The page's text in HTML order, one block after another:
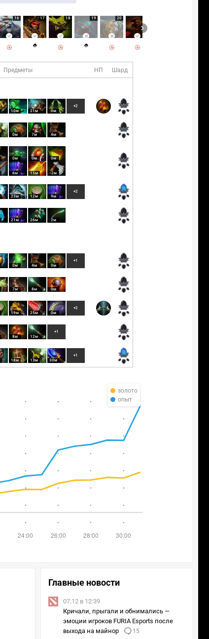
16 17 18 19 20
Предметы НП Шард
10м 21м 0м
+2
0м 7м 4м
0м 0м 0м
6м 15м -2м
23м 12м 9м
+2
21м 26м 2м
0м 4м 0м
+1
7м 8м 0м
19м 25м 0м
+2
8м 12м
+1
18м 13м 30м
+1
золото
опыт
Главные новости
07.12 в 12:39
Кричали, прыгали и обнимались —
эмоции игроков FURIA Esports после
выхода на майнор
15